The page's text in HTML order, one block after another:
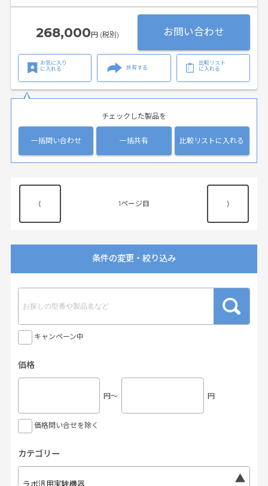
268,000円 (税別) お問い合わせ
お気に入り
に入れる
共有する
比較リスト
に入れる
チェックした製品を
一括問い合わせ 一括共有 比較リストに入れる
⟨ 1 ⟩
条件の変更・絞り込み
キャンペーン中
価格
円〜 円
価格問い合せを除く
カテゴリー